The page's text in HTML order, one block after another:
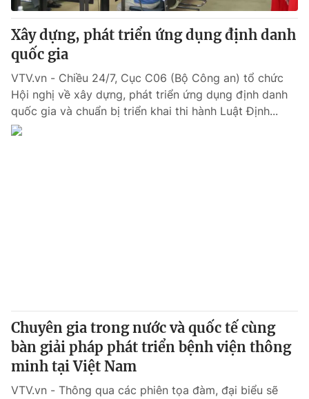
Góc doanh nghiệp
Truyền hình
Phim VTV
Hậu trường
Nhân vật
Khán giả
Giải trí
Điện ảnh
Âm nhạc
Sao
Đời sống
Du lịch
Giáo dục
Emagazine Podcast
Photo
Xây dựng, phát triển ứng dụng định danh
quốc gia
VTV.vn - Chiều 24/7, Cục C06 (Bộ Công an) tổ chức
Hội nghị về xây dựng, phát triển ứng dụng định danh
quốc gia và chuẩn bị triển khai thi hành Luật Định...
Chuyên gia trong nước và quốc tế cùng
bàn giải pháp phát triển bệnh viện thông
minh tại Việt Nam
VTV.vn - Thông qua các phiên tọa đàm, đại biểu sẽ